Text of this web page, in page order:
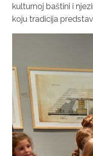
kulturnoj baštini i
koju tradicija